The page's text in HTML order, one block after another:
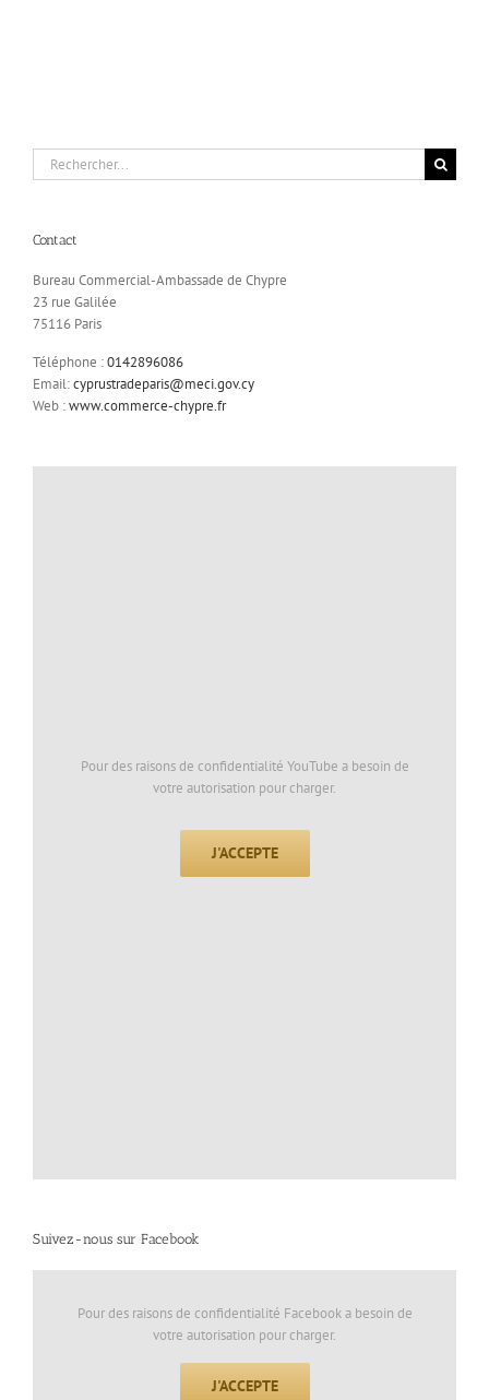
Rechercher:
Contact
Bureau Commercial-Ambassade de Chypre
23 rue Galilée
75116 Paris
Téléphone :0142896086
Email:cyprustradeparis@meci.gov.cy
Web :www.commerce-chypre.fr
Pour des raisons de confidentialité YouTube a besoin de
votre autorisation pour charger.
J'ACCEPTE
Suivez-nous sur Facebook
Pour des raisons de confidentialité Facebook a besoin de
votre autorisation pour charger.
J'ACCEPTE